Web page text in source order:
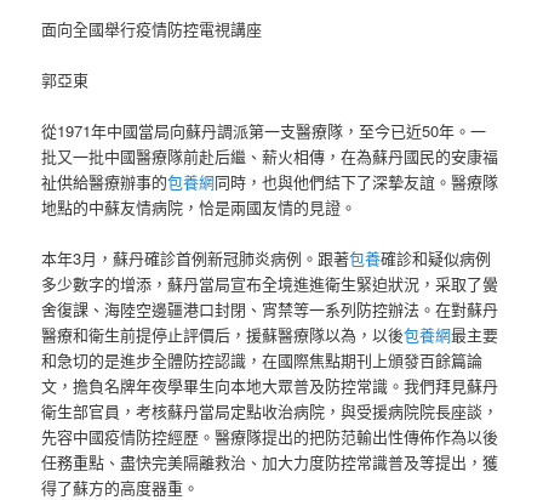
面向全國舉行疫情防控電視講座
郭亞東
從1971年中國當局向蘇丹調派第一支醫療隊，至今已近50年。一
批又一批中國醫療隊前赴后繼、薪火相傳，在為蘇丹國民的安康福
祉供給醫療辦事的包養網同時，也與他們結下了深摯友誼。醫療隊
地點的中蘇友情病院，恰是兩國友情的見證。
本年3月，蘇丹確診首例新冠肺炎病例。跟著包養確診和疑似病例
多少數字的增添，蘇丹當局宣布全境進進衛生緊迫狀況，采取了黌
舍復課、海陸空邊疆港口封閉、宵禁等一系列防控辦法。在對蘇丹
醫療和衛生前提停止評價后，援蘇醫療隊以為，以後包養網最主要
和急切的是進步全體防控認識，在國際焦點期刊上頒發百餘篇論
文，擔負名牌年夜學畢生向本地大眾普及防控常識。我們拜見蘇丹
衛生部官員，考核蘇丹當局定點收治病院，與受援病院院長座談，
先容中國疫情防控經歷。醫療隊提出的把防范輸出性傳佈作為以後
任務重點、盡快完美隔離救治、加大力度防控常識普及等提出，獲
得了蘇方的高度器重。